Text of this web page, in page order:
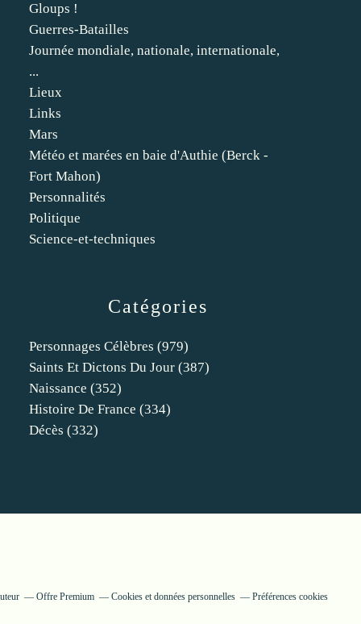
Catégories
Personnages Célèbres (979)
Saints Et Dictons Du Jour (387)
Naissance (352)
Histoire De France (334)
Décès (332)
Gloups !
Guerres-Batailles
Journée mondiale, nationale, internationale,
...
Lieux
Links
Mars
Météo et marées en baie d'Authie (Berck -
Fort Mahon)
Personnalités
Politique
Science-et-techniques
Offre Premium Cookies et données personnelles Préférences cookies